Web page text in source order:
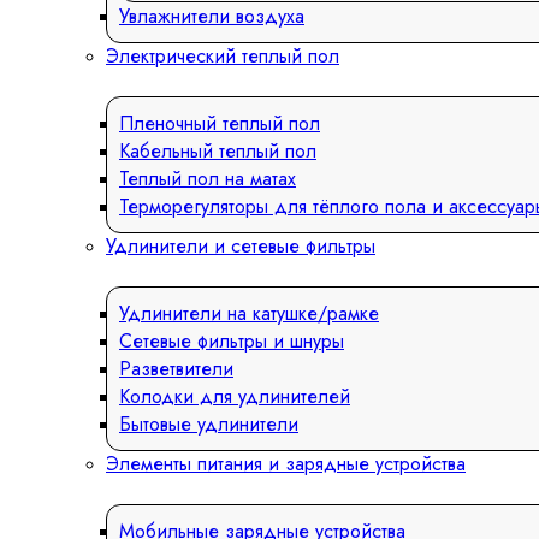
Увлажнители воздуха
Электрический теплый пол
Пленочный теплый пол
Кабельный теплый пол
Теплый пол на матах
Терморегуляторы для тёплого пола и
Удлинители и сетевые фильтры
Удлинители на катушке/рамке
Сетевые фильтры и шнуры
Разветвители
Колодки для удлинителей
Бытовые удлинители
Элементы питания и зарядные устройства
Мобильные зарядные устройства